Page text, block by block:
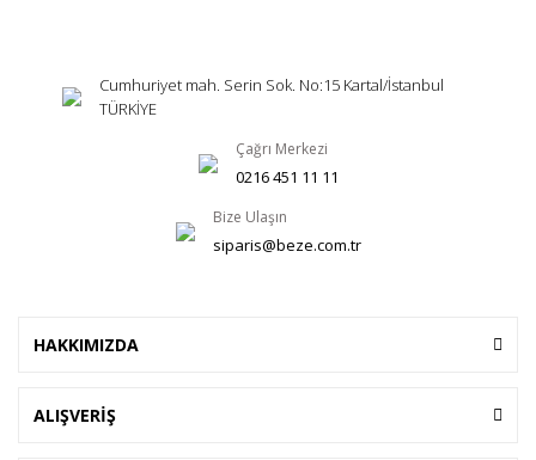
Cumhuriyet mah. Serin Sok. No:15 Kartal/İstanbul
TÜRKİYE
Çağrı Merkezi
0216 451 11 11
Bize Ulaşın
siparis@beze.com.tr
HAKKIMIZDA
ALIŞVERİŞ